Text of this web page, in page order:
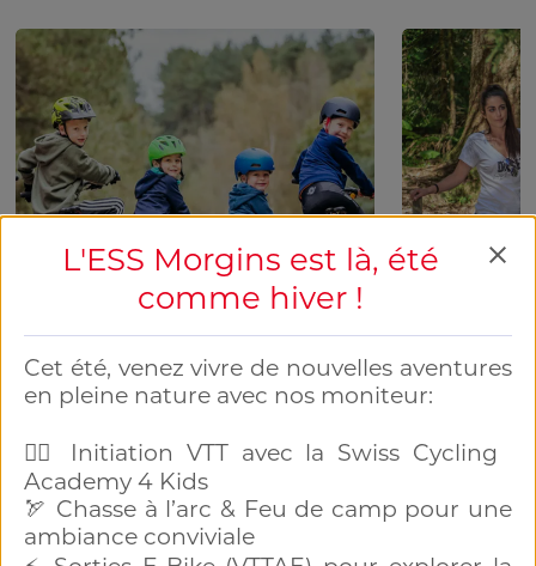
Viens t'initier au VTT et découvrir les
Une
Flux d'actualités locales
Morgins
L'ESS Morgins est là, été
comme hiver !
Cet été, venez vivre de nouvelles aventures
en pleine nature avec nos moniteur:
🚵‍♂️ Initiation VTT avec la Swiss Cycling
Academy 4 Kids
🏹 Chasse à l’arc & Feu de camp pour une
ambiance conviviale